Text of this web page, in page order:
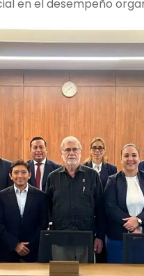
en el desempeño